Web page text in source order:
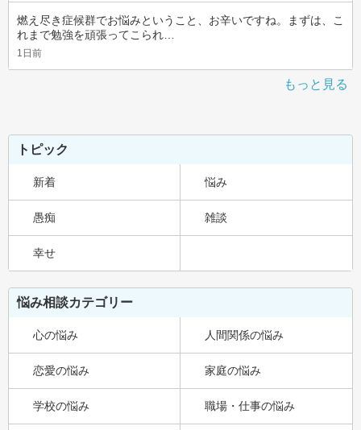
燃え尽き症候群でお悩みということ、お辛いですね。まずは、こ
れまで勉強を頑張ってこられ…
1日前
もっと見る
トピック
新着 悩み
愚痴 雑談
幸せ
悩み相談カテゴリー
心の悩み 人間関係の悩み
恋愛の悩み 家庭の悩み
学校の悩み 職場・仕事の悩み